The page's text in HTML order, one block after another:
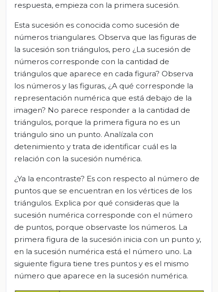
respuesta, empieza con la primera sucesión.
Esta sucesión es conocida como sucesión de
números triangulares. Observa que las figuras de
la sucesión son triángulos, pero ¿La sucesión de
números corresponde con la cantidad de
triángulos que aparece en cada figura? Observa
los números y las figuras, ¿A qué corresponde la
representación numérica que está debajo de la
imagen? No parece responder a la cantidad de
triángulos, porque la primera figura no es un
triángulo sino un punto. Analízala con
detenimiento y trata de identificar cuál es la
relación con la sucesión numérica.
¿Ya la encontraste? Es con respecto al número de
puntos que se encuentran en los vértices de los
triángulos. Explica por qué consideras que la
sucesión numérica corresponde con el número
de puntos, porque observaste los números. La
primera figura de la sucesión inicia con un punto y,
en la sucesión numérica está el número uno. La
siguiente figura tiene tres puntos y es el mismo
número que aparece en la sucesión numérica.